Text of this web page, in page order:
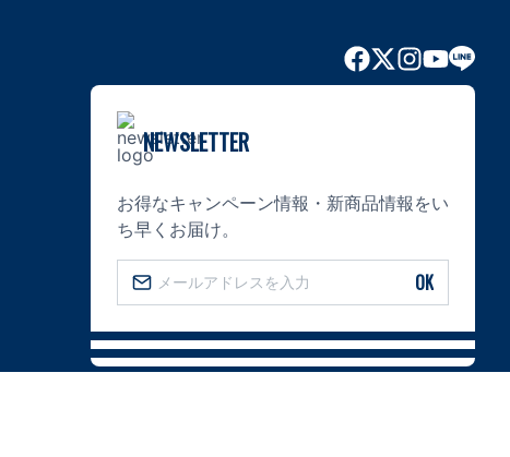
NEWSLETTER
お得なキャンペーン情報・新商品情報をい
ち早くお届け。
OK